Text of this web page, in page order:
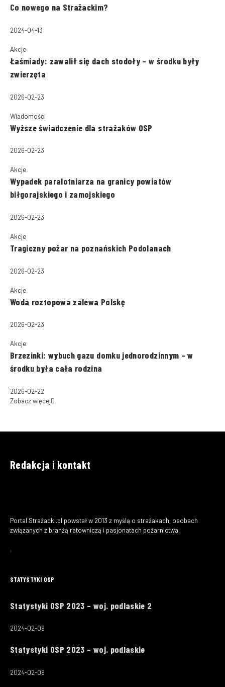
Co nowego na Strażackim?
2024-04-13
Akcje
Łaśmiady: zawalił się dach stodoły – w środku były
zwierzęta
2026-02-23
Wiadomości
Wyższe świadczenie dla strażaków OSP
2026-02-23
Akcje
Wypadek paralotniarza na granicy powiatów
biłgorajskiego i zamojskiego
2026-02-23
Akcje
Tragiczny pożar na poznańskich Podolanach
2026-02-23
Akcje
Woda roztopowa zalewa Polskę
2026-02-23
Akcje
Brzezinki: wybuch gazu domku jednorodzinnym – w
środku była cała rodzina
2026-02-22
Zobacz więcej
Redakcja i kontakt
Portal Strażacki.pl powstał w 2013 z myślą o strażakach, osobach
związanych z branżą ratowniczą i pasjonatach pożarnictwa.
STATYSTYKI OSP
Statystyki OSP 2023 – woj. podlaskie 2
2024-02-09
Statystyki OSP 2023 – woj. podlaskie
2024-02-09